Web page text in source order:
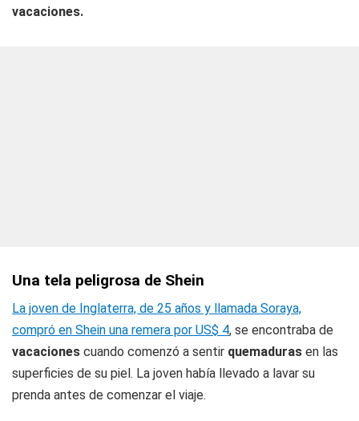
vacaciones.
Una tela peligrosa de Shein
La joven de Inglaterra, de 25 años y llamada Soraya,
compró en Shein una remera por US$ 4, se encontraba de
vacaciones cuando comenzó a sentir quemaduras en las
superficies de su piel. La joven había llevado a lavar su
prenda antes de comenzar el viaje.